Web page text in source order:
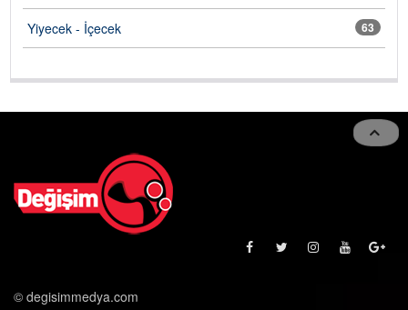
Yiyecek - İçecek 63
© degisimmedya.com